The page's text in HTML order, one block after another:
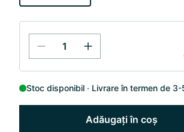
Stoc disponibil Livrare în termen de
Adăugați în coș